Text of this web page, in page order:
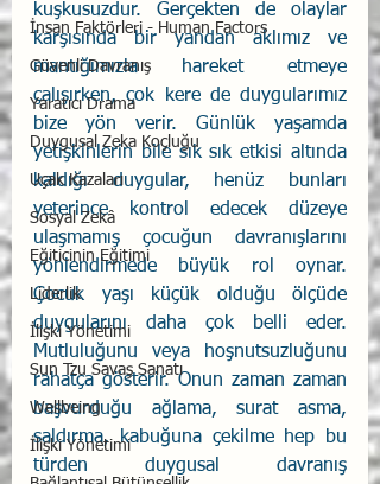
İnsan Faktörleri - Human Factors
Güvenli Davranış
Yaratıcı Drama
Duygusal Zeka Koçluğu
Uçak Kazaları
Sosyal Zekâ
Eğiticinin Eğitimi
Liderlik
İlişki Yönetimi
Sun Tzu Savaş Sanatı
Wellbeing
İlişki Yönetimi
kuşkusuzdur. Gerçekten de olaylar
karşısında bir yandan aklımız ve
mantığımızla hareket etmeye
çalışırken, çok kere de duygularımız
bize yön verir. Günlük yaşamda
yetişkinlerin bile sık sık etkisi altında
kaldığı duygular, henüz bunları
yeterince kontrol edecek düzeye
ulaşmamış çocuğun davranışlarını
yönlendirmede büyük rol oynar.
Çocuk yaşı küçük olduğu ölçüde
duygularını daha çok belli eder.
Mutluluğunu veya hoşnutsuzluğunu
rahatça gösterir. Onun zaman zaman
başvurduğu ağlama, surat asma,
saldırma, kabuğuna çekilme hep bu
türden duygusal davranış